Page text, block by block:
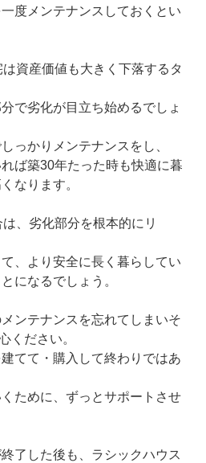
度メンテナンスしておくとい
資産価値も大きく下落するタ
で劣化が目立ち始めるでしょ
っかりメンテナンスをし、
ば築30年たった時も快適に暮
なります。
、劣化部分を根本的にリ
、より安全に長く暮らしてい
になるでしょう。
ンテナンスを忘れてしまいそ
ください。
てて・購入して終わりではあ
ために、ずっとサポートさせ
了した後も、ラシックハウス